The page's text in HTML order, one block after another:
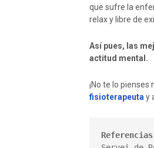
que sufre la
relax y libre de
Así pues, las
actitud mental.
¡No te lo
fisioterapeuta y